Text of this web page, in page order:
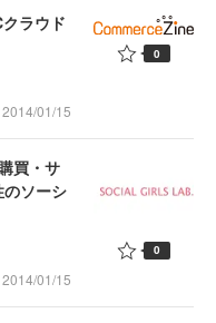
ラウド
2014/01/15
0
買・サ
ソーシ
2014/01/15
0